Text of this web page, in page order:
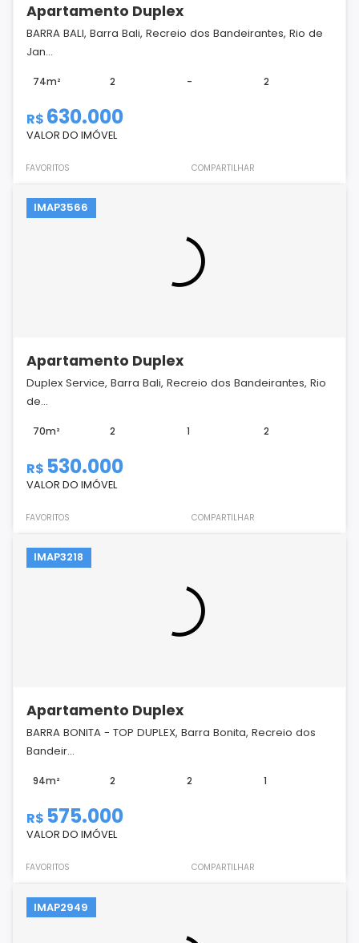
Apartamento Duplex
BARRA BALI, Barra Bali, Recreio dos Bandeirantes, Rio de
Jan...
74m² 2 - 2
R$ 630.000
VALOR DO IMÓVEL
FAVORITOS COMPARTILHAR
IMAP3566
Apartamento Duplex
Duplex Service, Barra Bali, Recreio dos Bandeirantes, Rio
de...
70m² 2 1 2
R$ 530.000
VALOR DO IMÓVEL
FAVORITOS COMPARTILHAR
IMAP3218
Apartamento Duplex
BARRA BONITA - TOP DUPLEX, Barra Bonita, Recreio dos
Bandeir...
94m² 2 2 1
R$ 575.000
VALOR DO IMÓVEL
FAVORITOS COMPARTILHAR
IMAP2949